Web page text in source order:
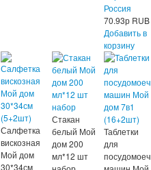
Россия
70.93р RUB
Добавить в
корзину
Салфетка
вискозная
Мой дом
30*34см
Стакан
белый Мой
дом 200
мл*12 шт
Таблетки
для